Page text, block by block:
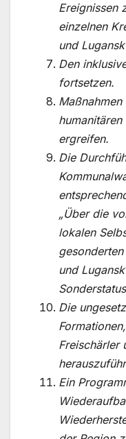
Ereignissen
einzelnen
und
Den
fortsetzen.
ergreifen.
Die
„Über die
lokalen
und
Die
Freischärler
Ein